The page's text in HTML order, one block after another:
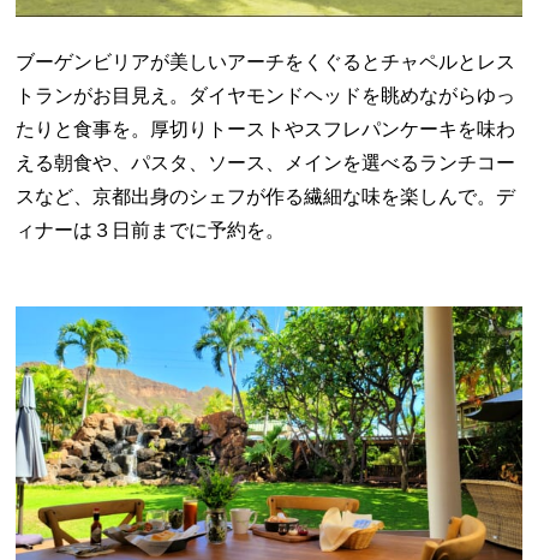
ブーゲンビリアが美しいアーチをくぐるとチャペルとレス
トランがお目見え。ダイヤモンドヘッドを眺めながらゆっ
たりと食事を。厚切りトーストやスフレパンケーキを味わ
える朝食や、パスタ、ソース、メインを選べるランチコー
スなど、京都出身のシェフが作る繊細な味を楽しんで。デ
ィナーは３日前までに予約を。